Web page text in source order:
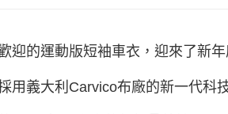
迎的運動版短袖車衣，迎來了新年
用義大利Carvico布廠的新一代科